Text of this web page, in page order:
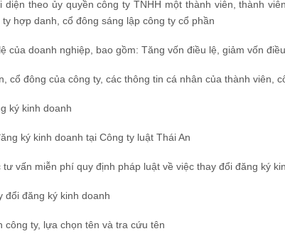
theo ủy quyền công ty TNHH một thành viên, thành
hợp danh, cổ đông sáng lập công ty cổ phần
của doanh nghiệp, bao gồm: Tăng vốn điều lệ, giảm vốn
cổ đông của công ty, các thông tin cá nhân của thành viên,
ký kinh doanh
ký kinh doanh tại Công ty luật Thái An
vấn miễn phí quy định pháp luật về việc thay đổi đăng ký
đổi đăng ký kinh doanh
công ty, lựa chọn tên và tra cứu tên